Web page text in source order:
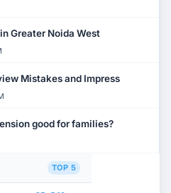
Greater Noida West
Mistakes and Impress
good for families?
TOP 5